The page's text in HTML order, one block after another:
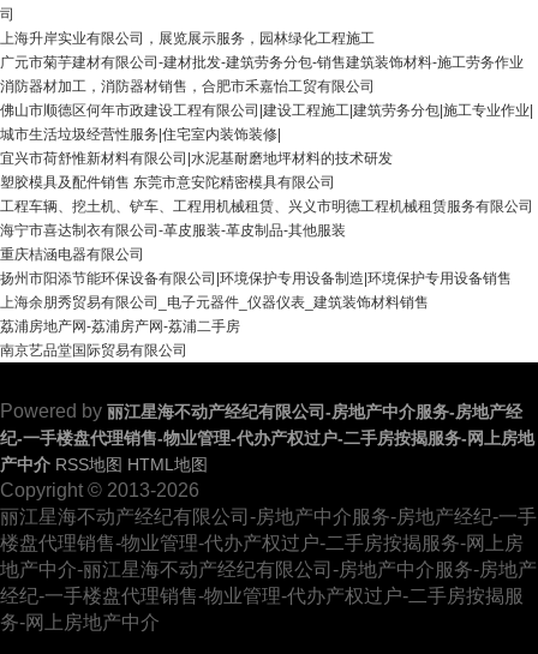
司
上海升岸实业有限公司，展览展示服务，园林绿化工程施工
广元市菊芋建材有限公司-建材批发-建筑劳务分包-销售建筑装饰材料-施工劳务作业
消防器材加工，消防器材销售，合肥市禾嘉怡工贸有限公司
佛山市顺德区何年市政建设工程有限公司|建设工程施工|建筑劳务分包|施工专业作业|
城市生活垃圾经营性服务|住宅室内装饰装修|
宜兴市荷舒惟新材料有限公司|水泥基耐磨地坪材料的技术研发
塑胶模具及配件销售 东莞市意安陀精密模具有限公司
工程车辆、挖土机、铲车、工程用机械租赁、兴义市明德工程机械租赁服务有限公司
海宁市喜达制衣有限公司-革皮服装-革皮制品-其他服装
重庆桔涵电器有限公司
扬州市阳添节能环保设备有限公司|环境保护专用设备制造|环境保护专用设备销售
上海余朋秀贸易有限公司_电子元器件_仪器仪表_建筑装饰材料销售
荔浦房地产网-荔浦房产网-荔浦二手房
南京艺品堂国际贸易有限公司
Powered by 丽江星海不动产经纪有限公司-房地产中介服务-房地产经
纪-一手楼盘代理销售-物业管理-代办产权过户-二手房按揭服务-网上房地
产中介 RSS地图 HTML地图
Copyright © 2013-2026
丽江星海不动产经纪有限公司-房地产中介服务-房地产经纪-一手
楼盘代理销售-物业管理-代办产权过户-二手房按揭服务-网上房
地产中介-丽江星海不动产经纪有限公司-房地产中介服务-房地产
经纪-一手楼盘代理销售-物业管理-代办产权过户-二手房按揭服
务-网上房地产中介